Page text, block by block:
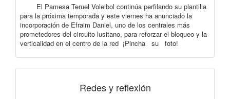
El Pamesa Teruel Voleibol continúa perfilando su plantilla
para la próxima temporada y este viernes ha anunciado la
incorporación de Efraim Daniel, uno de los centrales más
prometedores del circuito lusitano, para reforzar el bloqueo y la
verticalidad en el centro de la red ¡Pincha su foto!
Redes y reflexión